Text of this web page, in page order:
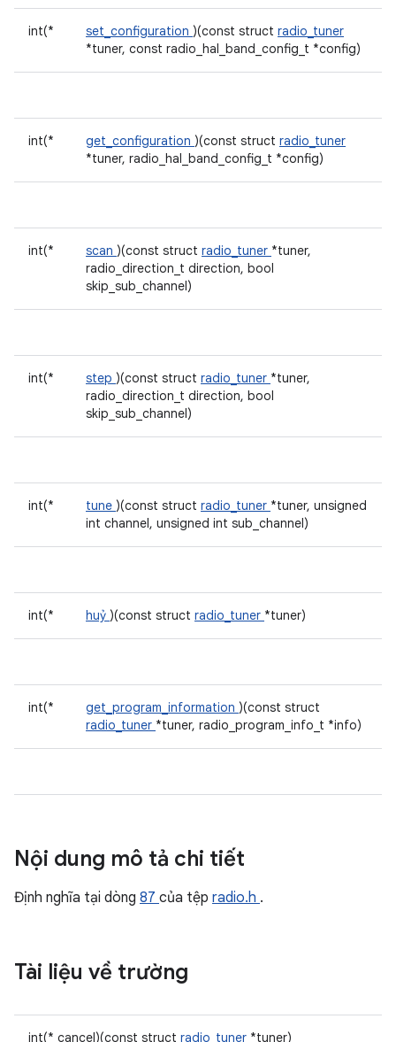
int(* set_configuration )(const struct radio_tuner
*tuner, const radio_hal_band_config_t *config)
int(* get_configuration )(const struct radio_tuner
*tuner, radio_hal_band_config_t *config)
int(* scan )(const struct radio_tuner *tuner,
radio_direction_t direction, bool
skip_sub_channel)
int(* step )(const struct radio_tuner *tuner,
radio_direction_t direction, bool
skip_sub_channel)
int(* tune )(const struct radio_tuner *tuner, unsigned
int channel, unsigned int sub_channel)
int(* huỷ )(const struct radio_tuner *tuner)
int(* get_program_information )(const struct
radio_tuner *tuner, radio_program_info_t *info)
Nội dung mô tả chi tiết
Định nghĩa tại dòng 87 của tệp radio.h .
Tài liệu về trường
int(* cancel)(const struct radio_tuner *tuner)